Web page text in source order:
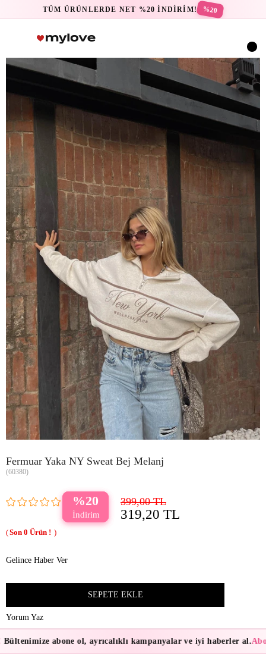
TÜM ÜRÜNLERDE NET %20 İNDİRİM! %20
Fermuar Yaka NY Sweat Bej Melanj
(60380)
20 399,00 TL
319,20 TL
0
Gelince Haber Ver
Yorum Yaz
abone ol, ayrıcalıklı kampanyalar ve iyi haberler al.